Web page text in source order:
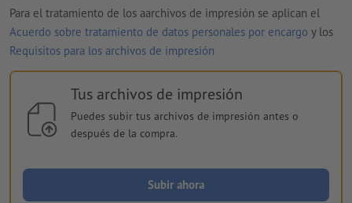
Para el tratamiento de los aarchivos de impresión se aplican el
Acuerdo sobre tratamiento de datos personales por encargo y los
Requisitos para los archivos de impresión
Tus archivos de impresión
Puedes subir tus archivos de impresión antes o
después de la compra.
Subir ahora